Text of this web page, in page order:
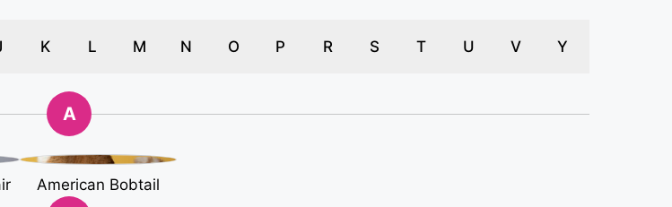
K L M N O P R S T U V Y
A
American Bobtail